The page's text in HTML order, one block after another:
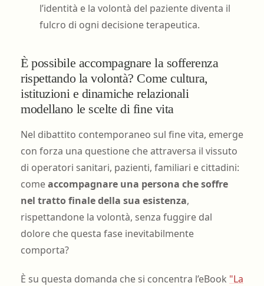
l’identità e la volontà del paziente diventa il
fulcro di ogni decisione terapeutica.
È possibile accompagnare la sofferenza
rispettando la volontà? Come cultura,
istituzioni e dinamiche relazionali
modellano le scelte di fine vita
Nel dibattito contemporaneo sul fine vita, emerge
con forza una questione che attraversa il vissuto
di operatori sanitari, pazienti, familiari e cittadini:
comeaccompagnare una persona che soffre
nel tratto finale della sua esistenza,
rispettandone la volontà, senza fuggire dal
dolore che questa fase inevitabilmente
comporta?
È su questa domanda che si concentra l’eBook "La